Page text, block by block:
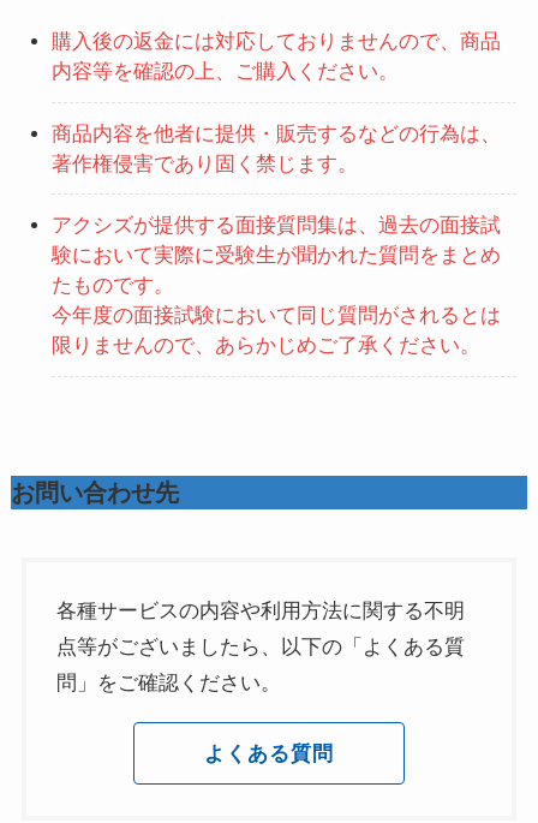
購入後の返金には対応しておりませんので、商品
内容等を確認の上、ご購入ください。
商品内容を他者に提供・販売するなどの行為は、
著作権侵害であり固く禁じます。
アクシズが提供する面接質問集は、過去の面接試
験において実際に受験生が聞かれた質問をまとめ
たものです。
今年度の面接試験において同じ質問がされるとは
限りませんので、あらかじめご了承ください。
お問い合わせ先
各種サービスの内容や利用方法に関する不明
点等がございましたら、以下の「よくある質
問」をご確認ください。
よくある質問